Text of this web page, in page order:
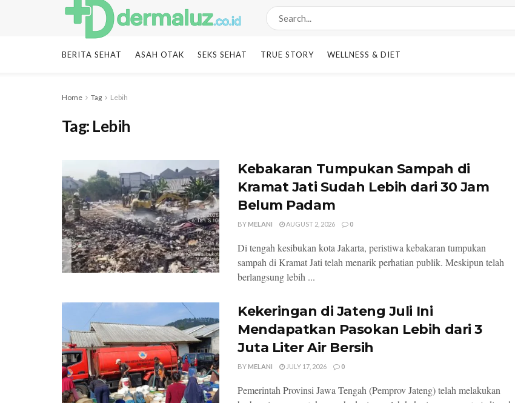
BERITA SEHAT ASAH OTAK SEKS SEHAT TRUE STORY WELLNESS & DIET
Home Tag Lebih
Tag: Lebih
Kebakaran Tumpukan Sampah di
Kramat Jati Sudah Lebih dari 30 Jam
Belum Padam
BYMELANI AUGUST 2, 2026 0
Di tengah kesibukan kota Jakarta, peristiwa kebakaran tumpukan
sampah di Kramat Jati telah menarik perhatian publik. Meskipun telah
berlangsung lebih ...
Kekeringan di Jateng Juli Ini
Mendapatkan Pasokan Lebih dari 3
Juta Liter Air Bersih
BYMELANI JULY 17, 2026 0
Pemerintah Provinsi Jawa Tengah (Pemprov Jateng) telah melakukan